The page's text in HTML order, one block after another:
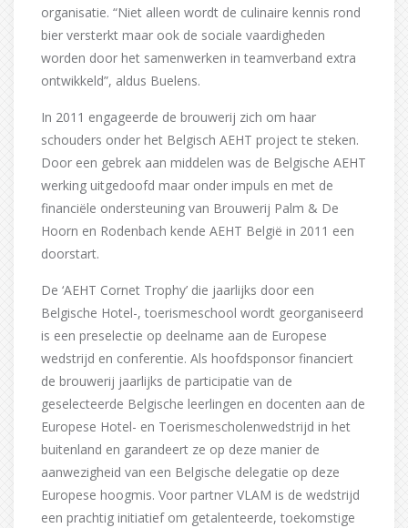
organisatie. “Niet alleen wordt de culinaire kennis rond
bier versterkt maar ook de sociale vaardigheden
worden door het samenwerken in teamverband extra
ontwikkeld”, aldus Buelens.
In 2011 engageerde de brouwerij zich om haar
schouders onder het Belgisch AEHT project te steken.
Door een gebrek aan middelen was de Belgische AEHT
werking uitgedoofd maar onder impuls en met de
financiële ondersteuning van Brouwerij Palm & De
Hoorn en Rodenbach kende AEHT België in 2011 een
doorstart.
De ‘AEHT Cornet Trophy’ die jaarlijks door een
Belgische Hotel-, toerismeschool wordt georganiseerd
is een preselectie op deelname aan de Europese
wedstrijd en conferentie. Als hoofdsponsor financiert
de brouwerij jaarlijks de participatie van de
geselecteerde Belgische leerlingen en docenten aan de
Europese Hotel- en Toerismescholenwedstrijd in het
buitenland en garandeert ze op deze manier de
aanwezigheid van een Belgische delegatie op deze
Europese hoogmis. Voor partner VLAM is de wedstrijd
een prachtig initiatief om getalenteerde, toekomstige